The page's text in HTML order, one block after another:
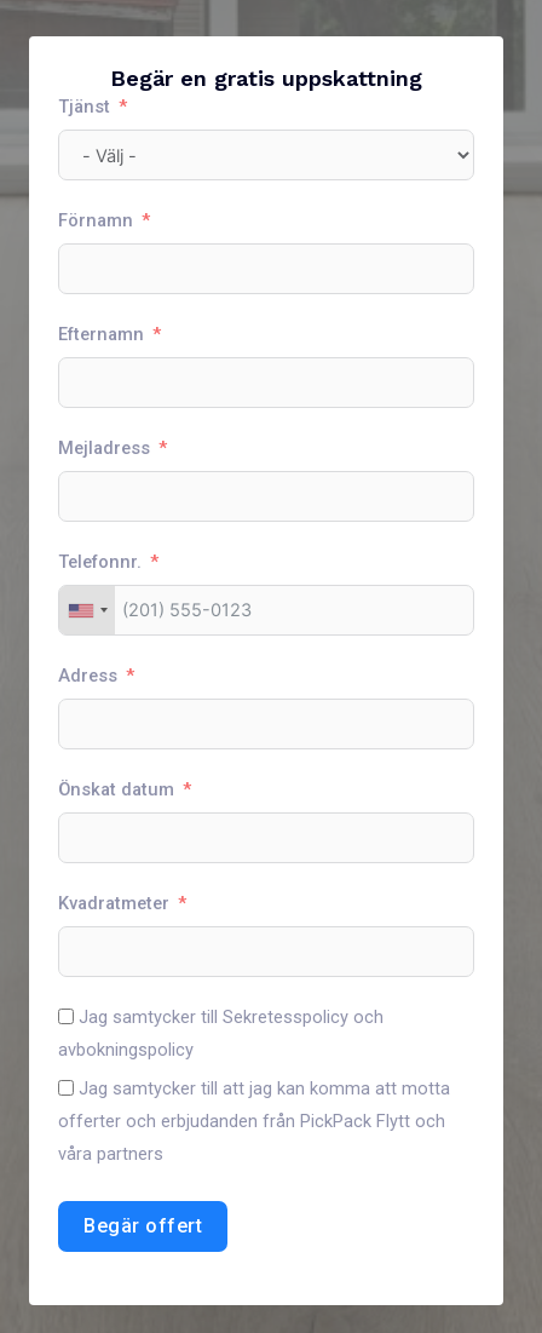
Begär en gratis uppskattning
Tjänst
Förnamn
Efternamn
Mejladress
Telefonnr.
Adress
Önskat datum
Kvadratmeter
Jag samtycker till Sekretesspolicy och
avbokningspolicy
Jag samtycker till att jag kan komma att motta
offerter och erbjudanden från PickPack Flytt och
våra partners
Begär offert